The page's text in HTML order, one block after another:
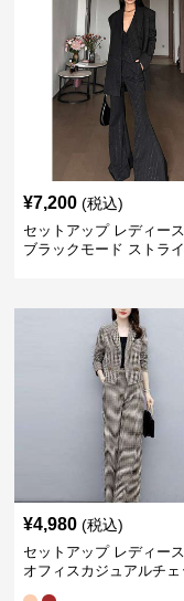
¥7,200 (税込)
セットアップ レディー
ブラックモード ストラ
¥4,980 (税込)
セットアップ レディー
オフィスカジュアルチ